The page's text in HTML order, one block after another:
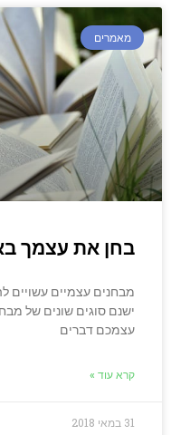
מאמרים
בחן את עצמך
מבחנים עצמיים עשויים
ישנם סוגים שונים של
עצמכם דברים
קרא עוד »
31 במאי 2018